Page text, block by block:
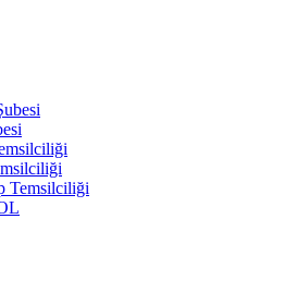
Temsilciliği